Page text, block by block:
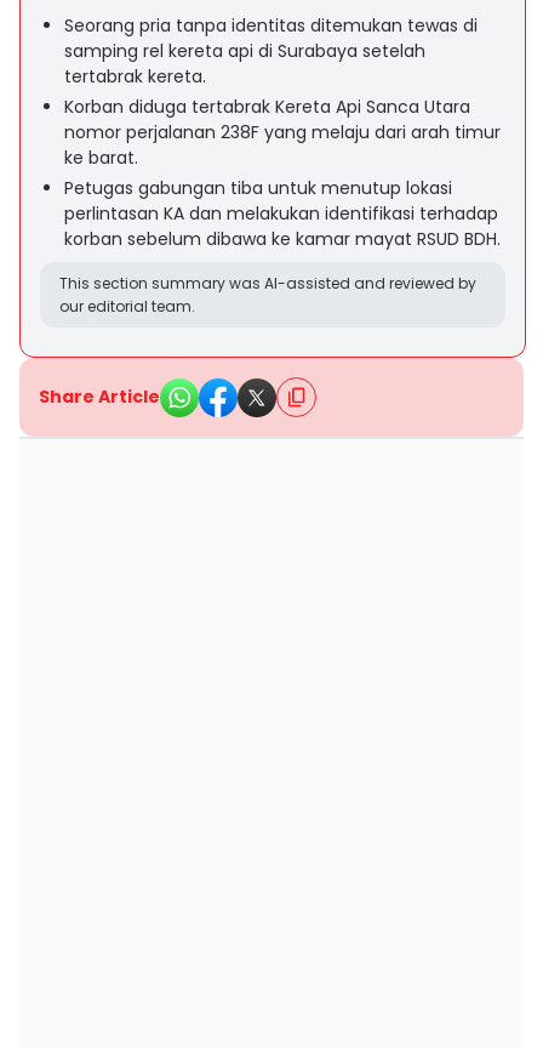
Seorang pria tanpa identitas ditemukan tewas di
samping rel kereta api di Surabaya setelah
tertabrak kereta.
Korban diduga tertabrak Kereta Api Sanca Utara
nomor perjalanan 238F yang melaju dari arah timur
ke barat.
Petugas gabungan tiba untuk menutup lokasi
perlintasan KA dan melakukan identifikasi terhadap
korban sebelum dibawa ke kamar mayat RSUD BDH.
This section summary was AI-assisted and reviewed by
our editorial team.
Share Article